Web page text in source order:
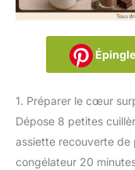
1. Préparer le cœur
Dépose 8 petites
assiette recouverte de
congélateur 20